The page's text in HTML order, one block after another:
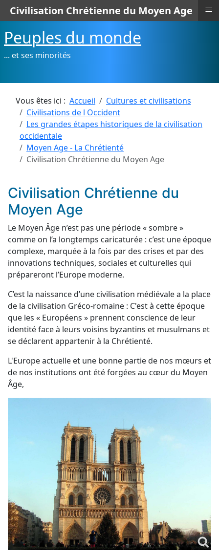
Peuples du monde
... et ses minorités
Vous êtes ici : Accueil
Cultures et civilisations
Civilisations de l Occident
Les grandes étapes historiques de la civilisation
occidentale
Moyen Age - La Chrétienté
Civilisation Chrétienne du Moyen Age
Civilisation Chrétienne du
Moyen Age
Le Moyen Âge n’est pas une période « sombre »
comme on l’a longtemps caricaturée : c’est une époque
complexe, marquée à la fois par des crises et par des
innovations techniques, sociales et culturelles qui
prépareront l’Europe moderne.
C’est la naissance d’une civilisation médiévale a la place
de la civilisation Gréco-romaine : C'est à cette époque
que les « Européens » prennent conscience de leur
identité face à leurs voisins byzantins et musulmans et
se déclarent appartenir à la Chrétienté.
L'Europe actuelle et une bonne partie de nos mœurs et
de nos institutions ont été forgées au cœur du Moyen
Âge,
Civilisation Chrétienne du Moyen Age ≡